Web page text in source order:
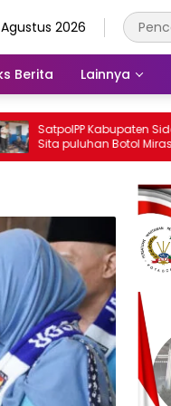
2026
Berita Lainnya
Sidoarjo Kembali,
Botol Miras